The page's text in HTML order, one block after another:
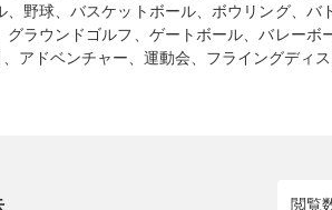
野球、バスケットボール、ボウリング、
ラウンドゴルフ、ゲートボール、バレーボ
ドベンチャー、運動会、フライングディ